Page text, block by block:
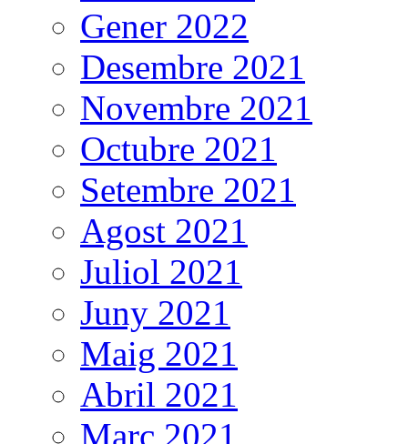
Gener 2022
Desembre 2021
Novembre 2021
Octubre 2021
Setembre 2021
Agost 2021
Juliol 2021
Juny 2021
Maig 2021
Abril 2021
Març 2021